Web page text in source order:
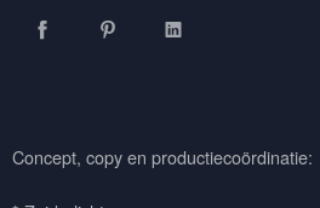
Concept, copy en productiecoördinatie: